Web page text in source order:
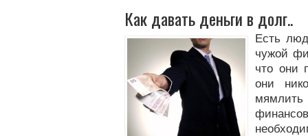
Как давать деньги в долг..
Есть
чужой
что они
они